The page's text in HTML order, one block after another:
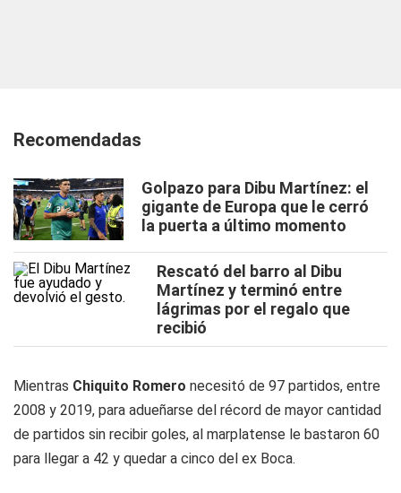
Recomendadas
Golpazo para Dibu Martínez: el
gigante de Europa que le cerró
la puerta a último momento
Rescató del barro al Dibu
Martínez y terminó entre
lágrimas por el regalo que
recibió
Mientras Chiquito Romero necesitó de 97 partidos, entre
2008 y 2019, para adueñarse del récord de mayor cantidad
de partidos sin recibir goles, al marplatense le bastaron 60
para llegar a 42 y quedar a cinco del ex Boca.